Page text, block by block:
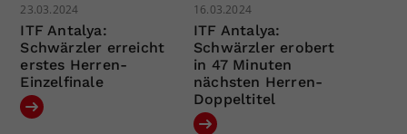
23.03.2024
ITF Antalya:
Schwärzler erreicht
erstes Herren-
Einzelfinale
16.03.2024
ITF Antalya:
Schwärzler erobert
in 47 Minuten
nächsten Herren-
Doppeltitel